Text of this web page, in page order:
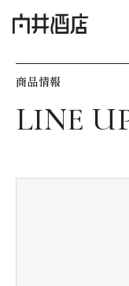
お気
商品情報